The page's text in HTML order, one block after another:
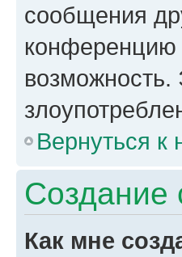
сообщения
конференцию
возможность.
Вернуться к
Создание
Как мне